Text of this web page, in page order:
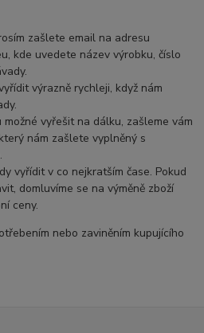
zašlete email na adresu
, kde uvedete název výrobku, číslo
výrazně rychleji, když nám
vyřešit na dálku, zašleme vám
nám zašlete vyplněný s
vyřídit v co nejkratším čase. Pokud
domluvíme se na výměně zboží
ceny.
nebo zaviněním kupujícího